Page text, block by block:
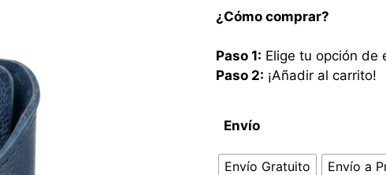
¿Cómo comprar?
Paso 1: Elige tu opción de
Paso 2: ¡Añadir al carrito!
Envío
Envío Gratuito Envío a